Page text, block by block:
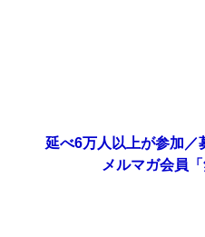
延べ6万人以上が参加
メルマガ会員